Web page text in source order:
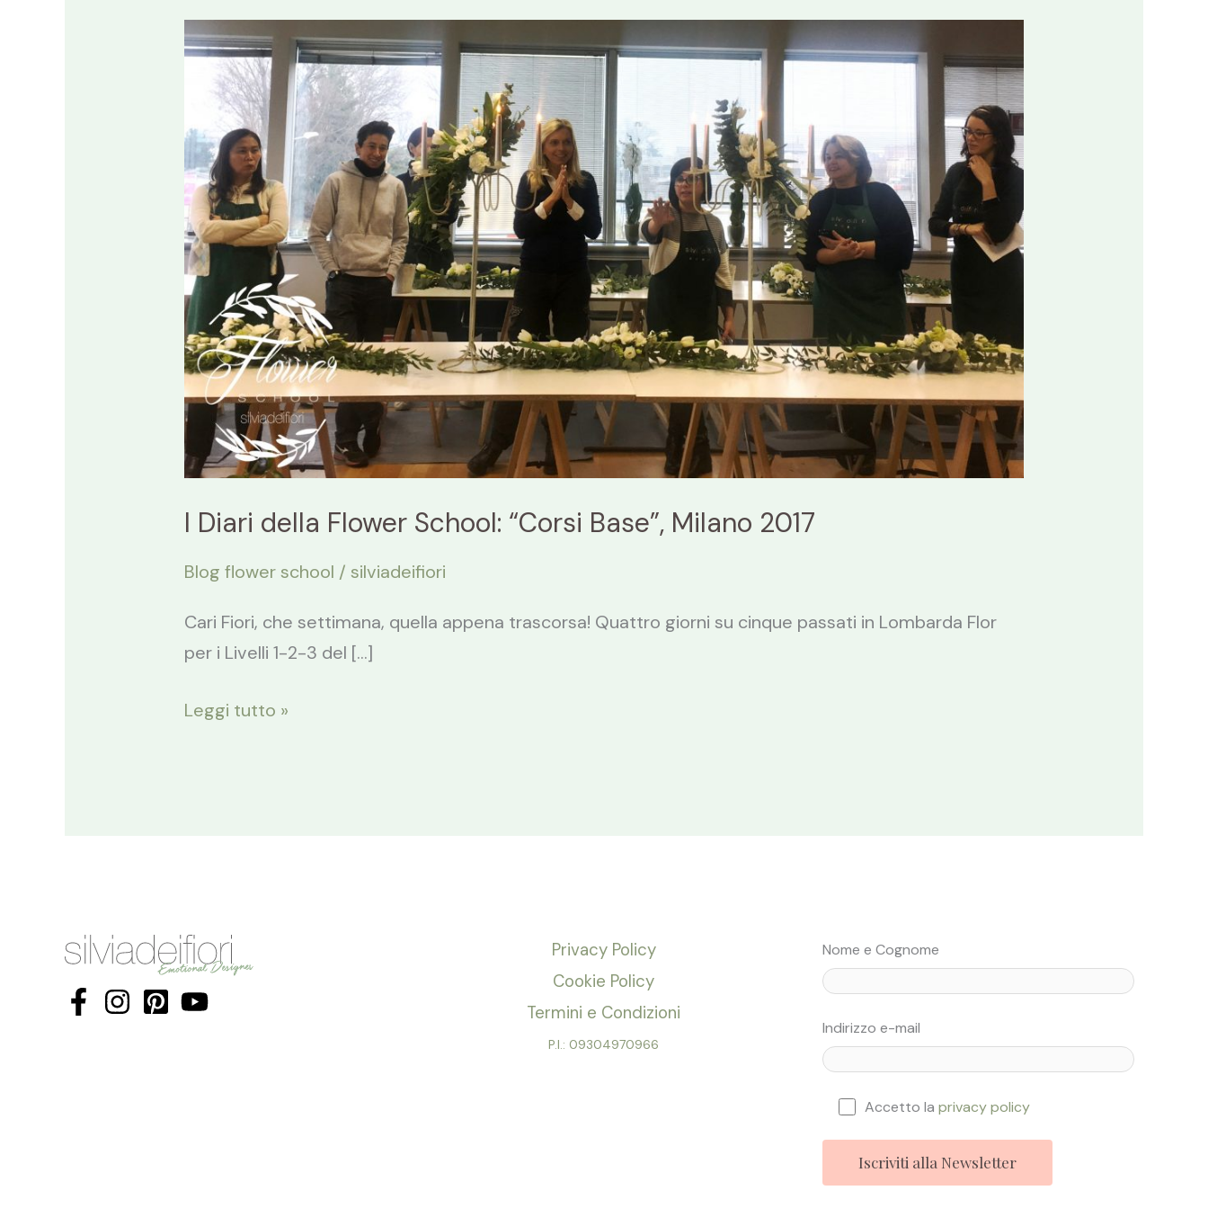
I Diari della Flower School: “Corsi Base”, Milano 2017
Blog flower school /silviadeifiori
Cari Fiori, che settimana, quella appena trascorsa! Quattro giorni su cinque passati in Lombarda Flor
per i Livelli 1-2-3 del […]
I
Diari
della
Flower
School:
“Corsi
Base”,
Milano
2017
Leggi tutto »
Privacy Policy
Cookie Policy
Termini e Condizioni
P.I.: 09304970966
Nome e Cognome
Indirizzo e-mail
Accetto la privacy policy